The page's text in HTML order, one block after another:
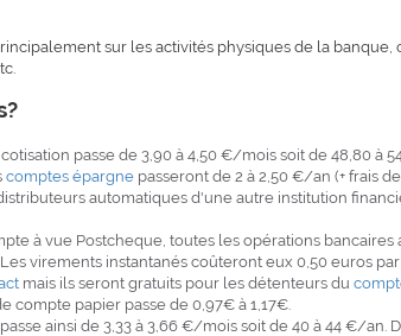
sur les activités physiques de la banque,
cotisation passe de 3,90 à 4,50 €/mois soit de 48,80 à
comptes épargne passeront de 2 à 2,50 €/an (+ frais
distributeurs automatiques d'une autre institution
à vue Postcheque, toutes les opérations bancaires
virements instantanés coûteront eux 0,50 euros
mais ils seront gratuits pour les détenteurs du
compte papier passe de 0,97€ à 1,17€.
ainsi de 3,33 à 3,66 €/mois soit de 40 à 44 €/an.